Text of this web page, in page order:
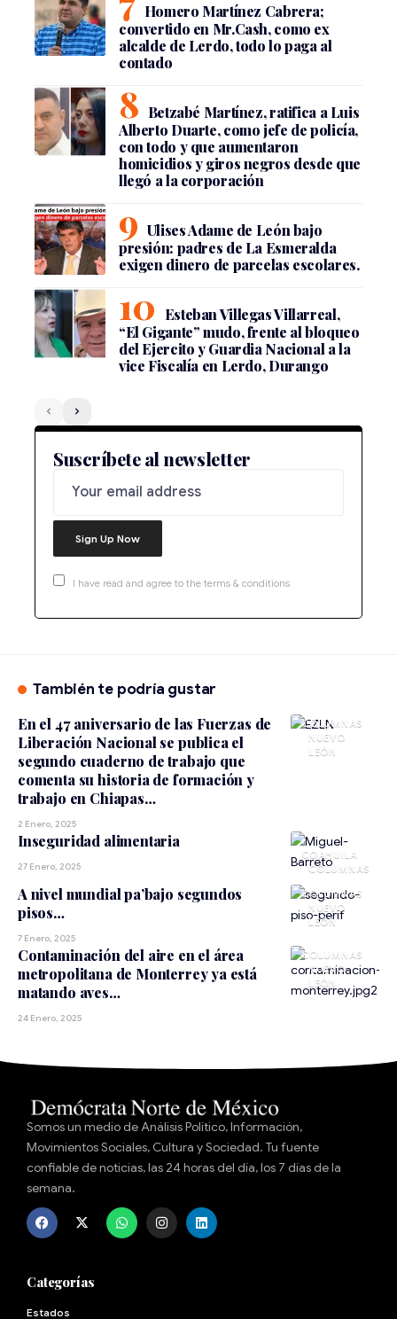
Homero Martínez Cabrera;
convertido en Mr.Cash, como ex
alcalde de Lerdo, todo lo paga al
contado
Betzabé Martínez, ratifica a Luis
Alberto Duarte, como jefe de policía,
con todo y que aumentaron
homicidios y giros negros desde que
llegó a la corporación
Ulises Adame de León bajo
presión: padres de La Esmeralda
exigen dinero de parcelas escolares.
Esteban Villegas Villarreal,
“El Gigante” mudo, frente al bloqueo
del Ejercito y Guardia Nacional a la
vice Fiscalía en Lerdo, Durango
Suscríbete al newsletter
I have read and agree to the terms & conditions
También te podría gustar
NUEVO
LEÓN
En el 47 aniversario de las Fuerzas de
Liberación Nacional se publica el
segundo cuaderno de trabajo que
comenta su historia de formación y
trabajo en Chiapas…
2 Enero, 2025
COAHUILA
Inseguridad alimentaria
27 Enero, 2025
NUEVO
LEÓN
A nivel mundial pa’bajo segundos
pisos…
7 Enero, 2025
NUEVO
LEÓN
Contaminación del aire en el área
metropolitana de Monterrey ya está
matando aves…
24 Enero, 2025
Somos un medio de Análisis Político, Información,
Movimientos Sociales, Cultura y Sociedad. Tu fuente
confiable de noticias, las 24 horas del día, los 7 días de la
semana.
Categorías
Estados